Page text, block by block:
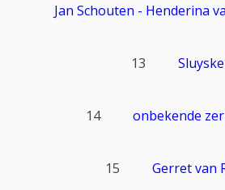
Jan Schouten - Henderina
13
14 onbekende
15 Gerret van